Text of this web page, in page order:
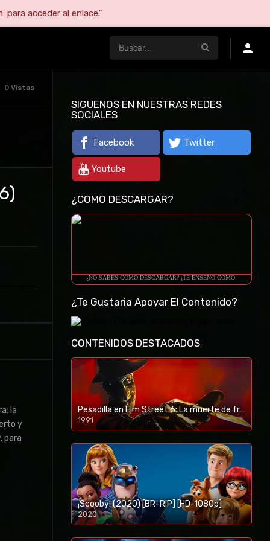
acceder al enlace."
0 Vistas
la
y
para
SIGUENOS EN NUESTRAS REDES
SOCIALES
Facebook Twitter
Youtube
¿COMO DESCARGAR?
¿NO SABES COMO DESCARGAR? ¡TE ENSEÑO COMO!
¿Te Gustaria Apoyar El Contenido?
CONTENIDOS DESTACADOS
Pesadilla en Elm Street 6: La muerte de freddy (1991) [BR-RIP] [HD-1080p]
1991
¡Scooby! (2020) [BR-RIP] [HD-1080p]
2020
1080p/720p